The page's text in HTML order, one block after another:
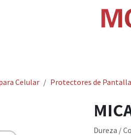
Celular Protectores de Pantalla
Dureza /